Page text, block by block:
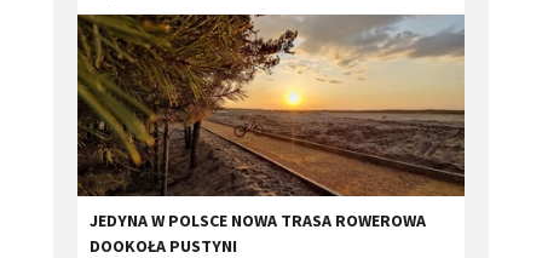
JEDYNA W POLSCE NOWA TRASA ROWEROWA
DOOKOŁA PUSTYNI